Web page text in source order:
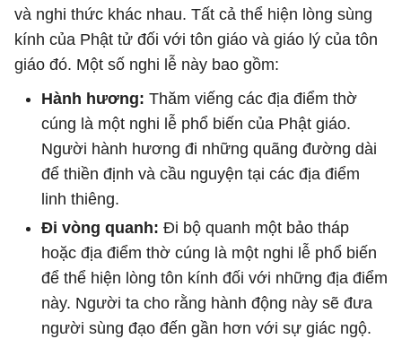
và nghi thức khác nhau. Tất cả thể hiện lòng sùng
kính của Phật tử đối với tôn giáo và giáo lý của tôn
giáo đó. Một số nghi lễ này bao gồm:
Hành hương: Thăm viếng các địa điểm thờ
cúng là một nghi lễ phổ biến của Phật giáo.
Người hành hương đi những quãng đường dài
để thiền định và cầu nguyện tại các địa điểm
linh thiêng.
Đi vòng quanh: Đi bộ quanh một bảo tháp
hoặc địa điểm thờ cúng là một nghi lễ phổ biến
để thể hiện lòng tôn kính đối với những địa điểm
này. Người ta cho rằng hành động này sẽ đưa
người sùng đạo đến gần hơn với sự giác ngộ.